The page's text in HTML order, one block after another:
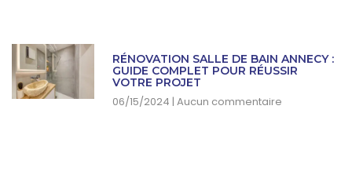
RÉNOVATION SALLE DE BAIN ANNECY :
GUIDE COMPLET POUR RÉUSSIR
VOTRE PROJET
06/15/2024 Aucun commentaire